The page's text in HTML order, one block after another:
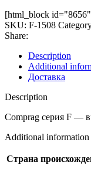
[html_block
SKU: F-1508
Share:
Description
Additional
Доставка
Description
Comprag серия F —
Additional information
Страна